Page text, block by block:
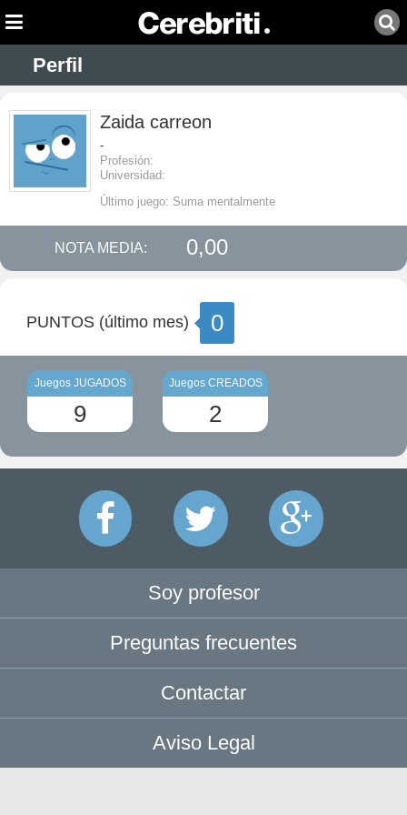
Perfil
Zaida carreon
-
Profesión:
Universidad:
Último juego: Suma mentalmente
NOTA MEDIA: 0,00
PUNTOS (último mes) 0
Juegos JUGADOS
9
Juegos CREADOS
2
Soy profesor
Preguntas frecuentes
Contactar
Aviso Legal